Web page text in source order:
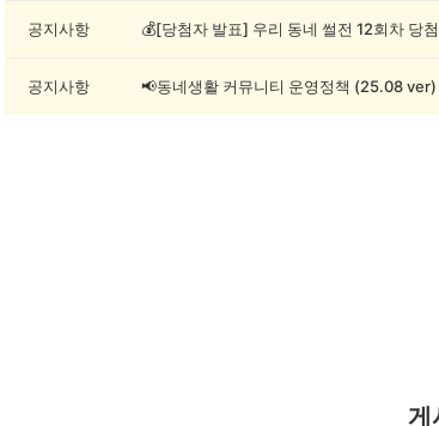
공지사항
공지사항 📢동네생활 커뮤니티 운영정책 (25.08 ver)
게